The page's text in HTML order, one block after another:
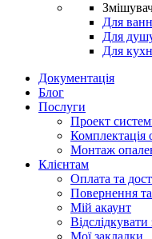
Для
Для
Для
Документація
Блог
Послуги
Проект
Комплектація
Монтаж
Клієнтам
Оплата та
Повернення
Мій акаунт
Мої закладки